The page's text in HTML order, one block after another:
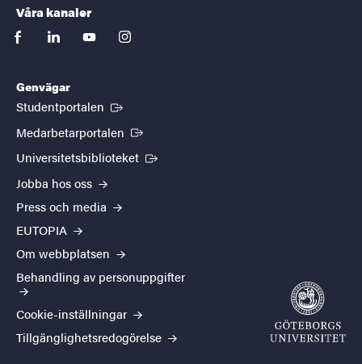
Våra kanaler
facebooklinkedinyoutubeinstagram
Genvägar
Studentportalen (Extern länk)
Medarbetarportalen (Extern länk)
Universitetsbiblioteket (Extern länk)
Jobba hos oss
Press och media
EUTOPIA
Om webbplatsen
Behandling av personuppgifter
Cookie-inställningar
Tillgänglighetsredogörelse